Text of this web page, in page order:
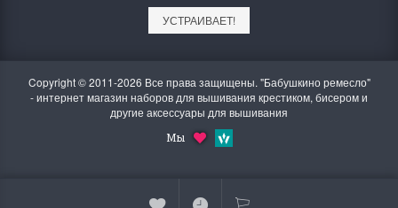
УСТРАИВАЕТ!
Copyright © 2011-2026 Все права защищены. "Бабушкино ремесло"
- интернет магазин наборов для вышивания крестиком, бисером и
другие аксессуары для вышивания
Мы